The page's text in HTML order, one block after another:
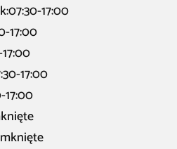
17:00
17:00
17:00
17:00